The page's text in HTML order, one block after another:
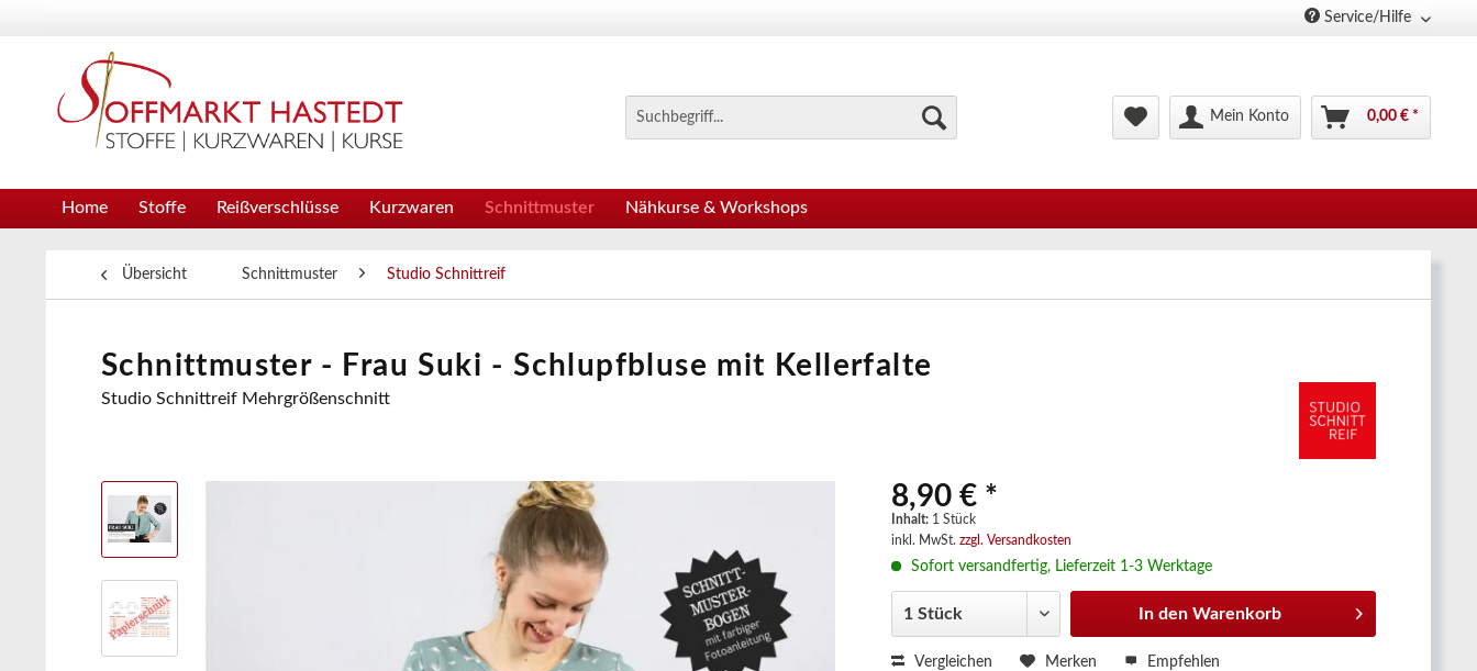
Service/Hilfe
Mein Konto 0,00 € *
Home Stoffe Reißverschlüsse Kurzwaren Schnittmuster Nähkurse & Workshops
Übersicht Schnittmuster Studio Schnittreif
Schnittmuster - Frau Suki - Schlupfbluse mit Kellerfalte
Studio Schnittreif Mehrgrößenschnitt
8,90 € *
Inhalt: 1 Stück
inkl. MwSt.zzgl. Versandkosten
Sofort versandfertig, Lieferzeit 1-3 Werktage
In den Warenkorb
Vergleichen Merken Empfehlen